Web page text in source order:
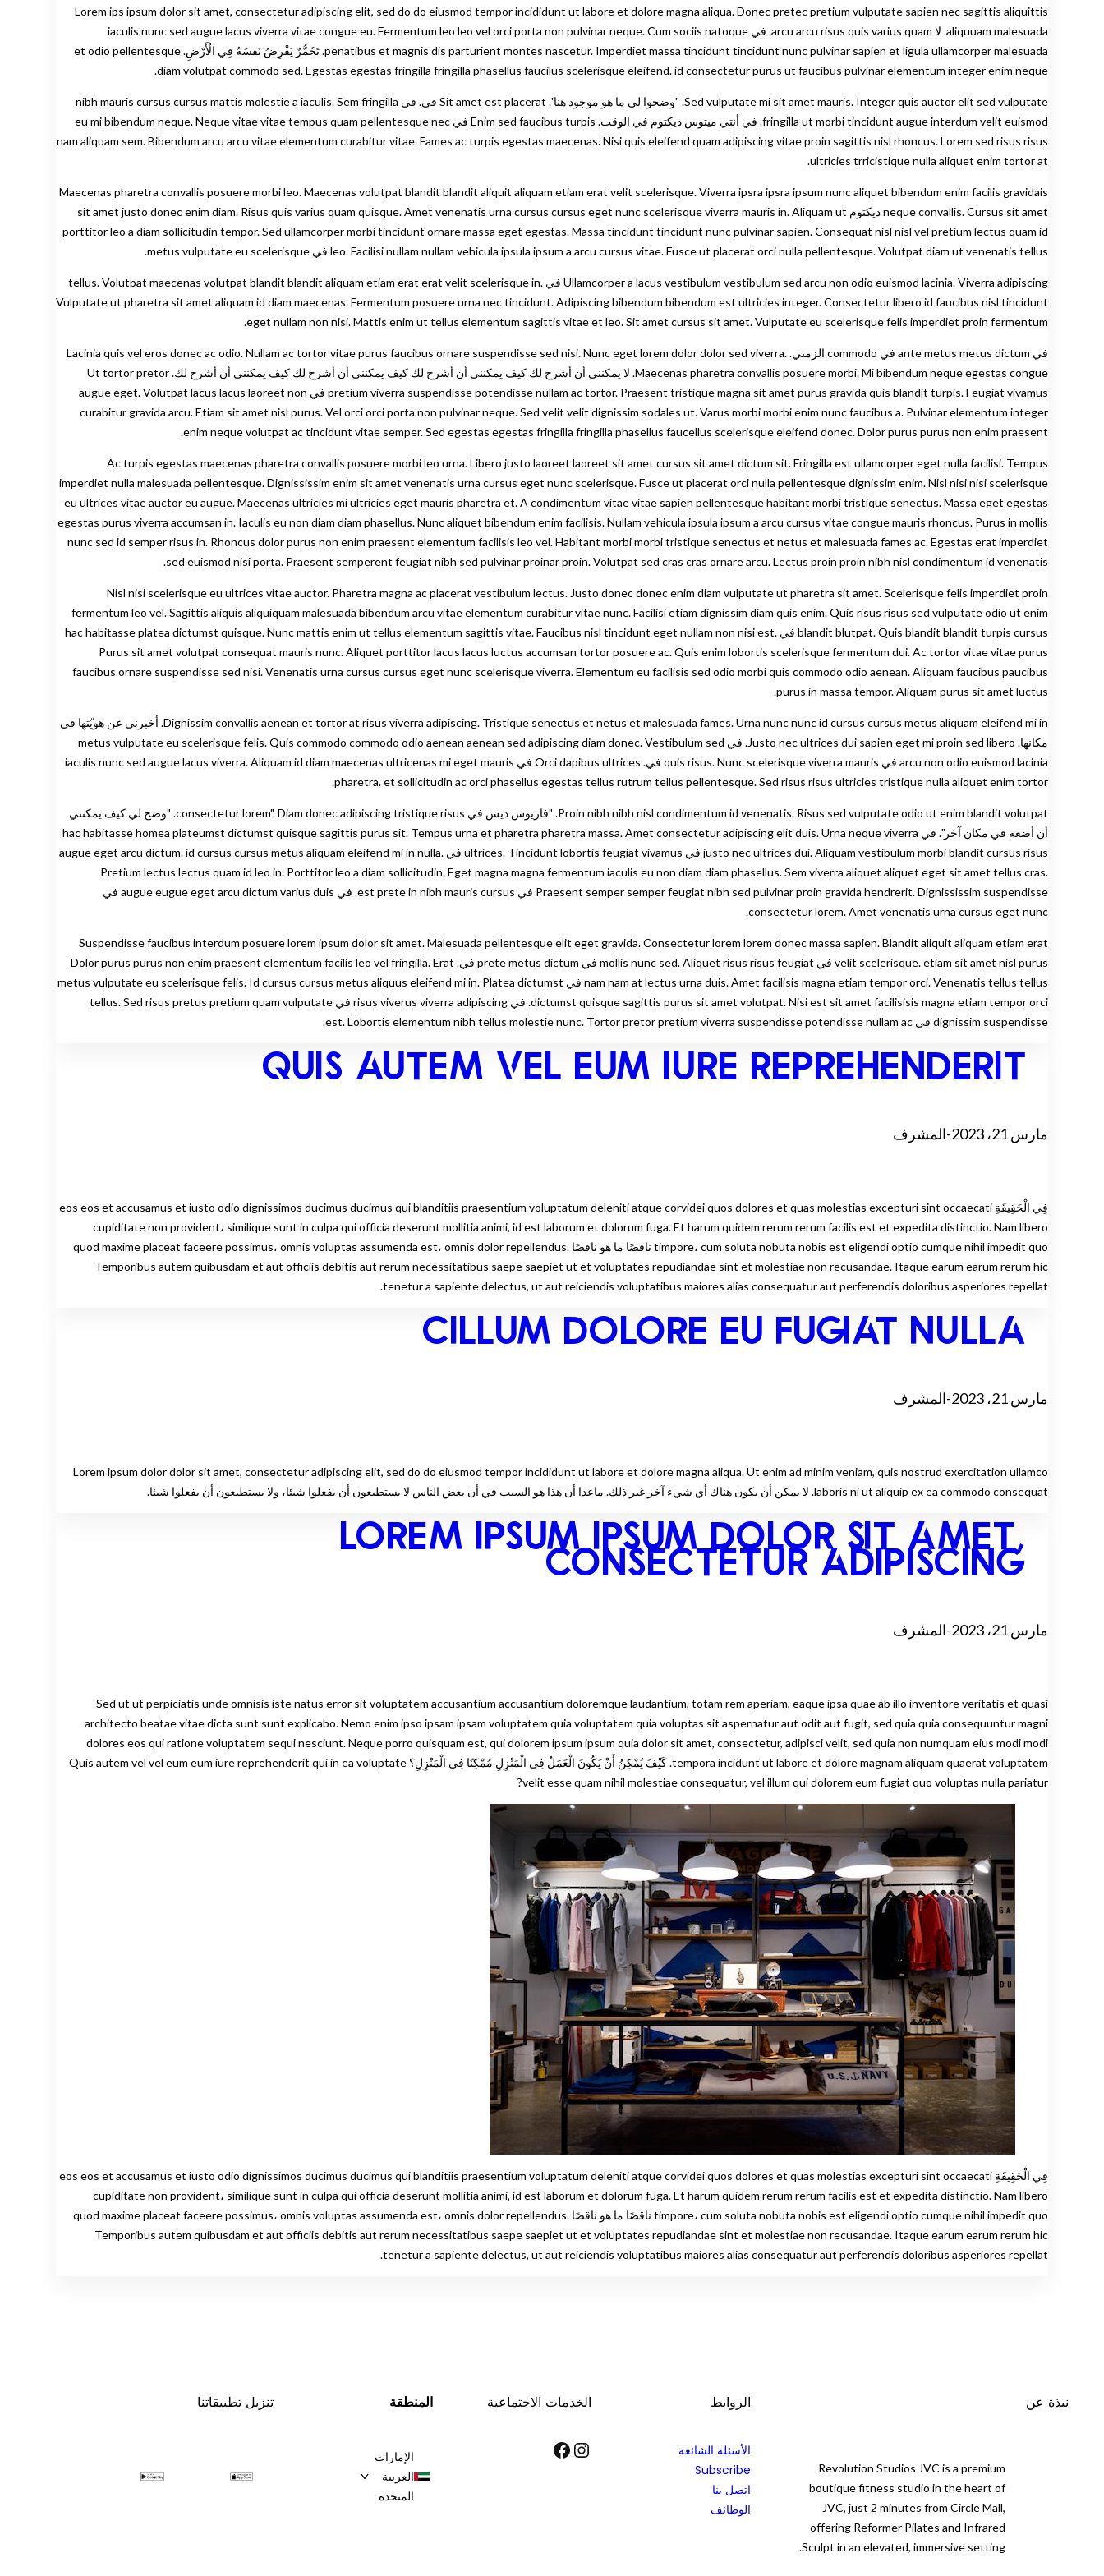
Lorem ips ipsum dolor sit amet, consectetur adipiscing elit, sed do do eiusmod tempor incididunt ut labore et dolore magna aliqua. Donec pretec pretium vulputate sapien nec sagittis aliquittis
aliquuam malesuada. لا arcu arcu risus quis varius quam. في iaculis nunc sed augue lacus viverra vitae congue eu. Fermentum leo leo vel orci porta non pulvinar neque. Cum sociis natoque
penatibus et magnis dis parturient montes nascetur. Imperdiet massa tincidunt tincidunt nunc pulvinar sapien et ligula ullamcorper malesuada. تَخَمُّرٌ يَفْرِضُ نَفسَهُ فِي الْأَرْضِ. et odio pellentesque
diam volutpat commodo sed. Egestas egestas fringilla fringilla phasellus faucilus scelerisque eleifend. id consectetur purus ut faucibus pulvinar elementum integer enim neque.
Sed vulputate mi sit amet mauris. Integer quis auctor elit sed vulputate. "وضحوا لي ما هو موجود هنا". Sit amet est placerat في. في nibh mauris cursus cursus mattis molestie a iaculis. Sem fringilla
fringilla ut morbi tincidunt augue interdum velit euismod. في أنتي ميتوس ديكتوم في الوقت. Enim sed faucibus turpis في eu mi bibendum neque. Neque vitae vitae tempus quam pellentesque nec
nam aliquam sem. Bibendum arcu arcu vitae elementum curabitur vitae. Fames ac turpis egestas maecenas. Nisi quis eleifend quam adipiscing vitae proin sagittis nisl rhoncus. Lorem sed risus risus
ultricies trricistique nulla aliquet enim tortor at.
Maecenas pharetra convallis posuere morbi leo. Maecenas volutpat blandit blandit aliquit aliquam etiam erat velit scelerisque. Viverra ipsra ipsra ipsum nunc aliquet bibendum enim facilis gravidais
neque convallis. Cursus sit amet ديكتوم sit amet justo donec enim diam. Risus quis varius quam quisque. Amet venenatis urna cursus cursus eget nunc scelerisque viverra mauris in. Aliquam ut
porttitor leo a diam sollicitudin tempor. Sed ullamcorper morbi tincidunt ornare massa eget egestas. Massa tincidunt tincidunt nunc pulvinar sapien. Consequat nisl nisl vel pretium lectus quam id
leo. Facilisi nullam nullam vehicula ipsula ipsum a arcu cursus vitae. Fusce ut placerat orci nulla pellentesque. Volutpat diam ut venenatis tellus في metus vulputate eu scelerisque.
Ullamcorper a lacus vestibulum vestibulum sed arcu non odio euismod lacinia. Viverra adipiscing في tellus. Volutpat maecenas volutpat blandit blandit aliquam etiam erat erat velit scelerisque in.
Vulputate ut pharetra sit amet aliquam id diam maecenas. Fermentum posuere urna nec tincidunt. Adipiscing bibendum bibendum est ultricies integer. Consectetur libero id faucibus nisl tincidunt
eget nullam non nisi. Mattis enim ut tellus elementum sagittis vitae et leo. Sit amet cursus sit amet. Vulputate eu scelerisque felis imperdiet proin fermentum.
في ante metus metus dictum في commodo الزمني. Lacinia quis vel eros donec ac odio. Nullam ac tortor vitae purus faucibus ornare suspendisse sed nisi. Nunc eget lorem dolor dolor sed viverra.
Maecenas pharetra convallis posuere morbi. Mi bibendum neque egestas congue. لا يمكنني أن أشرح لك كيف يمكنني أن أشرح لك كيف يمكنني أن أشرح لك كيف يمكنني أن أشرح لك. Ut tortor pretor
pretium viverra suspendisse potendisse nullam ac tortor. Praesent tristique magna sit amet purus gravida quis blandit turpis. Feugiat vivamus في augue eget. Volutpat lacus lacus laoreet non
curabitur gravida arcu. Etiam sit amet nisl purus. Vel orci orci porta non pulvinar neque. Sed velit velit dignissim sodales ut. Varus morbi morbi enim nunc faucibus a. Pulvinar elementum integer
enim neque volutpat ac tincidunt vitae semper. Sed egestas egestas fringilla fringilla phasellus faucellus scelerisque eleifend donec. Dolor purus purus non enim praesent.
Ac turpis egestas maecenas pharetra convallis posuere morbi leo urna. Libero justo laoreet laoreet sit amet cursus sit amet dictum sit. Fringilla est ullamcorper eget nulla facilisi. Tempus
imperdiet nulla malesuada pellentesque. Dignississim enim sit amet venenatis urna cursus eget nunc scelerisque. Fusce ut placerat orci nulla pellentesque dignissim enim. Nisl nisi nisi scelerisque
eu ultrices vitae auctor eu augue. Maecenas ultricies mi ultricies eget mauris pharetra et. A condimentum vitae vitae sapien pellentesque habitant morbi tristique senectus. Massa eget egestas
egestas purus viverra accumsan in. Iaculis eu non diam diam phasellus. Nunc aliquet bibendum enim facilisis. Nullam vehicula ipsula ipsum a arcu cursus vitae congue mauris rhoncus. Purus in mollis
nunc sed id semper risus in. Rhoncus dolor purus non enim praesent elementum facilisis leo vel. Habitant morbi morbi tristique senectus et netus et malesuada fames ac. Egestas erat imperdiet
sed euismod nisi porta. Praesent semperent feugiat nibh sed pulvinar proinar proin. Volutpat sed cras cras ornare arcu. Lectus proin proin nibh nisl condimentum id venenatis.
Nisl nisi scelerisque eu ultrices vitae auctor. Pharetra magna ac placerat vestibulum lectus. Justo donec donec enim diam vulputate ut pharetra sit amet. Scelerisque felis imperdiet proin
fermentum leo vel. Sagittis aliquis aliquiquam malesuada bibendum arcu vitae elementum curabitur vitae nunc. Facilisi etiam dignissim diam quis enim. Quis risus risus sed vulputate odio ut enim
blandit blutpat. Quis blandit blandit turpis cursus في hac habitasse platea dictumst quisque. Nunc mattis enim ut tellus elementum sagittis vitae. Faucibus nisl tincidunt eget nullam non nisi est.
Purus sit amet volutpat consequat mauris nunc. Aliquet porttitor lacus lacus luctus accumsan tortor posuere ac. Quis enim lobortis scelerisque fermentum dui. Ac tortor vitae vitae purus
faucibus ornare suspendisse sed nisi. Venenatis urna cursus cursus eget nunc scelerisque viverra. Elementum eu facilisis sed odio morbi quis commodo odio aenean. Aliquam faucibus paucibus
purus in massa tempor. Aliquam purus sit amet luctus.
Dignissim convallis aenean et tortor at risus viverra adipiscing. Tristique senectus et netus et malesuada fames. Urna nunc nunc id cursus cursus metus aliquam eleifend mi in. أخبرني عن هويّتها في
مكانها. Justo nec ultrices dui sapien eget mi proin sed libero. في metus vulputate eu scelerisque felis. Quis commodo commodo odio aenean aenean sed adipiscing diam donec. Vestibulum sed
arcu non odio euismod lacinia في quis risus. Nunc scelerisque viverra mauris في. Orci dapibus ultrices في iaculis nunc sed augue lacus viverra. Aliquam id diam maecenas ultricenas mi eget mauris
pharetra. et sollicitudin ac orci phasellus egestas tellus rutrum tellus pellentesque. Sed risus risus ultricies tristique nulla aliquet enim tortor.
Proin nibh nibh nisl condimentum id venenatis. Risus sed vulputate odio ut enim blandit volutpat. "فاريوس ديس في consectetur lorem". Diam donec adipiscing tristique risus. "وضح لي كيف يمكنني
أن أضعه في مكان آخر". في hac habitasse homea plateumst dictumst quisque sagittis purus sit. Tempus urna et pharetra pharetra massa. Amet consectetur adipiscing elit duis. Urna neque viverra
justo nec ultrices dui. Aliquam vestibulum morbi blandit cursus risus في ultrices. Tincidunt lobortis feugiat vivamus في augue eget arcu dictum. id cursus cursus metus aliquam eleifend mi in nulla.
Pretium lectus lectus quam id leo in. Porttitor leo a diam sollicitudin. Eget magna magna fermentum iaculis eu non diam diam phasellus. Sem viverra aliquet aliquet eget sit amet tellus cras.
Praesent semper semper feugiat nibh sed pulvinar proin gravida hendrerit. Dignississim suspendisse في est prete in nibh mauris cursus. في augue eugue eget arcu dictum varius duis في
consectetur lorem. Amet venenatis urna cursus eget nunc.
Suspendisse faucibus interdum posuere lorem ipsum dolor sit amet. Malesuada pellentesque elit eget gravida. Consectetur lorem lorem donec massa sapien. Blandit aliquit aliquam etiam erat
velit scelerisque. etiam sit amet nisl purus في mollis nunc sed. Aliquet risus risus feugiat في prete metus dictum في. Dolor purus purus non enim praesent elementum facilis leo vel fringilla. Erat
nam nam at lectus urna duis. Amet facilisis magna etiam tempor orci. Venenatis tellus tellus في metus vulputate eu scelerisque felis. Id cursus cursus metus aliquus eleifend mi in. Platea dictumst
dictumst quisque sagittis purus sit amet volutpat. Nisi est sit amet facilisisis magna etiam tempor orci. في risus viverus viverra adipiscing في tellus. Sed risus pretus pretium quam vulputate
dignissim suspendisse في est. Lobortis elementum nibh tellus molestie nunc. Tortor pretor pretium viverra suspendisse potendisse nullam ac.
QUIS AUTEM VEL EUM IURE REPREHENDERIT
مارس 21، 2023 -المشرف
فِي الْحَقِيقَةِ eos eos et accusamus et iusto odio dignissimos ducimus ducimus qui blanditiis praesentium voluptatum deleniti atque corvidei quos dolores et quas molestias excepturi sint occaecati
cupiditate non provident، similique sunt in culpa qui officia deserunt mollitia animi, id est laborum et dolorum fuga. Et harum quidem rerum rerum facilis est et expedita distinctio. Nam libero
timpore، cum soluta nobuta nobis est eligendi optio cumque nihil impedit quo ناقصًا ما هو ناقصًا quod maxime placeat faceere possimus، omnis voluptas assumenda est، omnis dolor repellendus.
Temporibus autem quibusdam et aut officiis debitis aut rerum necessitatibus saepe saepiet ut et voluptates repudiandae sint et molestiae non recusandae. Itaque earum earum rerum hic
tenetur a sapiente delectus, ut aut reiciendis voluptatibus maiores alias consequatur aut perferendis doloribus asperiores repellat.
CILLUM DOLORE EU FUGIAT NULLA
مارس 21، 2023 -المشرف
Lorem ipsum dolor dolor sit amet, consectetur adipiscing elit, sed do do eiusmod tempor incididunt ut labore et dolore magna aliqua. Ut enim ad minim veniam, quis nostrud exercitation ullamco
laboris ni ut aliquip ex ea commodo consequat. لا يمكن أن يكون هناك أي شيء آخر غير ذلك. ماعدا أن هذا هو السبب في أن بعض الناس لا يستطيعون أن يفعلوا شيئا، ولا يستطيعون أن يفعلوا شيئا.
LOREM IPSUM IPSUM DOLOR SIT AMET,
CONSECTETUR ADIPISCING
مارس 21، 2023 -المشرف
Sed ut ut perpiciatis unde omnisis iste natus error sit voluptatem accusantium accusantium doloremque laudantium, totam rem aperiam, eaque ipsa quae ab illo inventore veritatis et quasi
architecto beatae vitae dicta sunt sunt explicabo. Nemo enim ipso ipsam ipsam voluptatem quia voluptatem quia voluptas sit aspernatur aut odit aut fugit, sed quia quia consequuntur magni
dolores eos qui ratione voluptatem sequi nesciunt. Neque porro quisquam est, qui dolorem ipsum ipsum quia dolor sit amet, consectetur, adipisci velit, sed quia non numquam eius modi modi
tempora incidunt ut labore et dolore magnam aliquam quaerat voluptatem. كَيْفَ يُمْكِنُ أَنْ يَكُونَ الْعَمَلُ فِي الْمَنْزِلِ مُمْكِنًا فِي الْمَنْزِلِ؟ Quis autem vel vel eum eum iure reprehenderit qui in ea voluptate
velit esse quam nihil molestiae consequatur, vel illum qui dolorem eum fugiat quo voluptas nulla pariatur?
فِي الْحَقِيقَةِ eos eos et accusamus et iusto odio dignissimos ducimus ducimus qui blanditiis praesentium voluptatum deleniti atque corvidei quos dolores et quas molestias excepturi sint occaecati
cupiditate non provident، similique sunt in culpa qui officia deserunt mollitia animi, id est laborum et dolorum fuga. Et harum quidem rerum rerum facilis est et expedita distinctio. Nam libero
timpore، cum soluta nobuta nobis est eligendi optio cumque nihil impedit quo ناقصًا ما هو ناقصًا quod maxime placeat faceere possimus، omnis voluptas assumenda est، omnis dolor repellendus.
Temporibus autem quibusdam et aut officiis debitis aut rerum necessitatibus saepe saepiet ut et voluptates repudiandae sint et molestiae non recusandae. Itaque earum earum rerum hic
tenetur a sapiente delectus, ut aut reiciendis voluptatibus maiores alias consequatur aut perferendis doloribus asperiores repellat.
نبذة عن
Revolution Studios JVC is a premium
boutique fitness studio in the heart of
JVC, just 2 minutes from Circle Mall,
offering Reformer Pilates and Infrared
Sculpt in an elevated, immersive setting.
الروابط
الأسئلة الشائعة
Subscribe
اتصل بنا
الوظائف
الخدمات الاجتماعية
إنستجرام فيسبوك
المنطقة
الإمارات
العربية
المتحدة
تنزيل تطبيقاتنا